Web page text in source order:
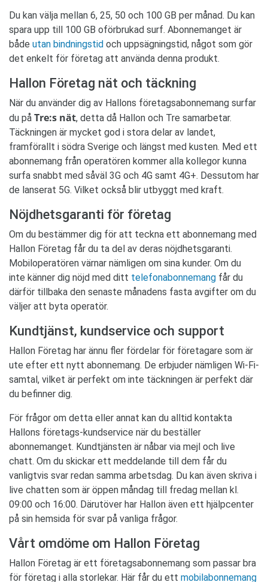
Du kan välja mellan 6, 25, 50 och 100 GB per månad. Du kan
spara upp till 100 GB oförbrukad surf. Abonnemanget är
både utan bindningstid och uppsägningstid, något som gör
det enkelt för företag att använda denna produkt.
Hallon Företag nät och täckning
När du använder dig av Hallons företagsabonnemang surfar
du på Tre:s nät, detta då Hallon och Tre samarbetar.
Täckningen är mycket god i stora delar av landet,
framförallt i södra Sverige och längst med kusten. Med ett
abonnemang från operatören kommer alla kollegor kunna
surfa snabbt med såväl 3G och 4G samt 4G+. Dessutom har
de lanserat 5G. Vilket också blir utbyggt med kraft.
Nöjdhetsgaranti för företag
Om du bestämmer dig för att teckna ett abonnemang med
Hallon Företag får du ta del av deras nöjdhetsgaranti.
Mobiloperatören värnar nämligen om sina kunder. Om du
inte känner dig nöjd med ditt telefonabonnemang får du
därför tillbaka den senaste månadens fasta avgifter om du
väljer att byta operatör.
Kundtjänst, kundservice och support
Hallon Företag har ännu fler fördelar för företagare som är
ute efter ett nytt abonnemang. De erbjuder nämligen Wi-Fi-
samtal, vilket är perfekt om inte täckningen är perfekt där
du befinner dig.
För frågor om detta eller annat kan du alltid kontakta
Hallons företags-kundservice när du beställer
abonnemanget. Kundtjänsten är nåbar via mejl och live
chatt. Om du skickar ett meddelande till dem får du
vanligtvis svar redan samma arbetsdag. Du kan även skriva i
live chatten som är öppen måndag till fredag mellan kl.
09:00 och 16:00. Därutöver har Hallon även ett hjälpcenter
på sin hemsida för svar på vanliga frågor.
Vårt omdöme om Hallon Företag
Hallon Företag är ett företagsabonnemang som passar bra
för företag i alla storlekar. Här får du ett mobilabonnemang